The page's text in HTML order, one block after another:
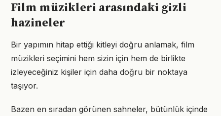
Film müzikleri arasındaki gizli
hazineler
Bir yapımın hitap ettiği kitleyi doğru anlamak, film
müzikleri seçimini hem sizin için hem de birlikte
izleyeceğiniz kişiler için daha doğru bir noktaya
taşıyor.
Bazen en sıradan görünen sahneler, bütünlük içinde